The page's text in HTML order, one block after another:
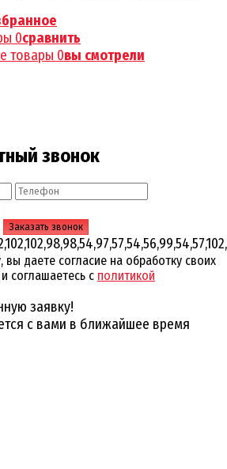
0сравнить
товары 0вы смотрели
звонок
вы даете согласие на обработку своих
соглашаетесь с политикой
заявку!
с вами в ближайшее время